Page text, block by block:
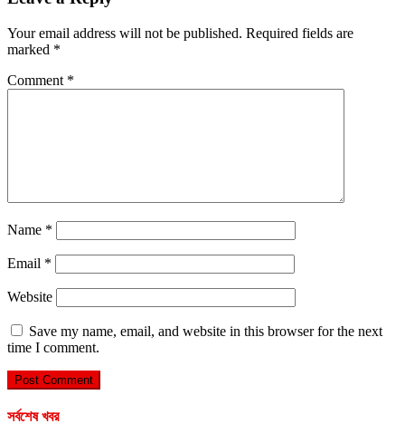
Your email address will not be published. Required fields are
marked *
Comment *
Name *
Email *
Website
Save my name, email, and website in this browser for the next
time I comment.
সর্বশেষ খবর